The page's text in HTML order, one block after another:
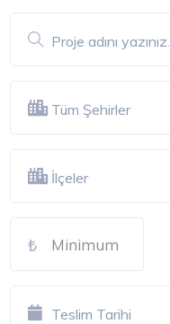
Proje adını yazınız.
Tüm Şehirler
İlçeler
Teslim Tarihi